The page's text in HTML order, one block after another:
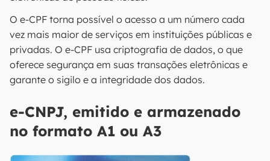
O e-CPF torna possível o acesso a um número cada
vez mais maior de serviços em instituições públicas e
privadas. O e-CPF usa criptografia de dados, o que
oferece segurança em suas transações eletrônicas e
garante o sigilo e a integridade dos dados.
e-CNPJ, emitido e armazenado
no formato A1 ou A3